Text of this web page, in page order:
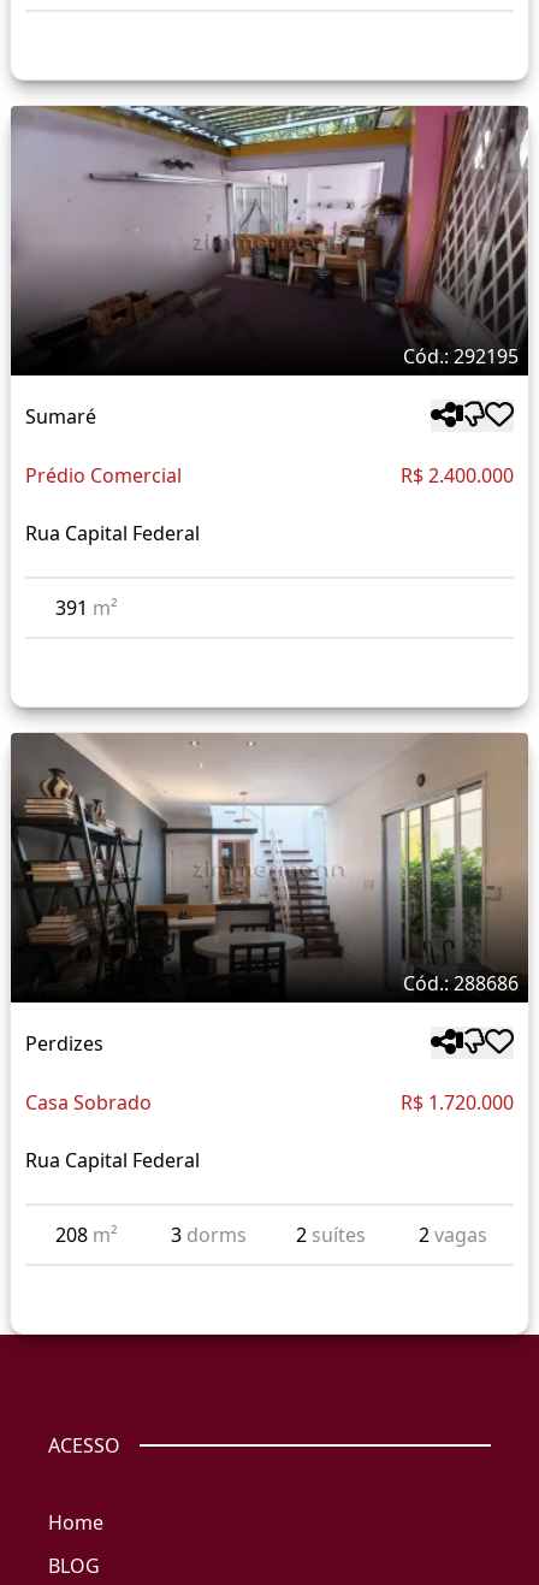
Cód.: 292195
Sumaré
Prédio Comercial R$ 2.400.000
Rua Capital Federal
391 m²
Cód.: 288686
Perdizes
Casa Sobrado R$ 1.720.000
Rua Capital Federal
208 m² 3 dorms 2 suítes 2vagas
ACESSO
Home
BLOG